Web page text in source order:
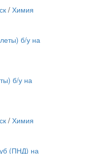
/ Химия
б/у на
/ Химия